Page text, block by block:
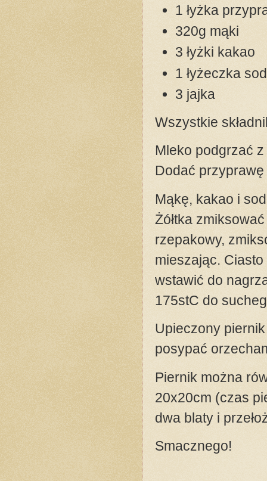
1 łyżka
320g mąki
3 łyżki kakao
1 łyżeczka
3 jajka
Wszystkie
Mleko podgrzać
Dodać
Mąkę, kakao i
Żółtka
rzepakowy,
mieszając.
wstawić do
175stC do
Upieczony
posypać
Piernik można
20x20cm (czas
dwa blaty i
Smacznego!